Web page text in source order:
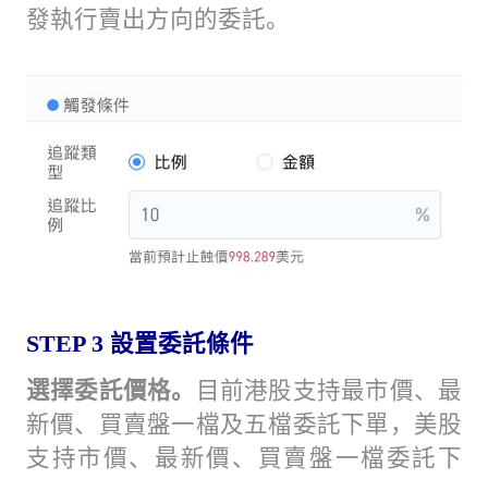
發執行賣出方向的委託。
STEP 3 設置委託條件
選擇委託價格。
目前港股支持最市價、最
新價、買賣盤一檔及五檔委託下單，美股
支持市價、最新價、買賣盤一檔委託下